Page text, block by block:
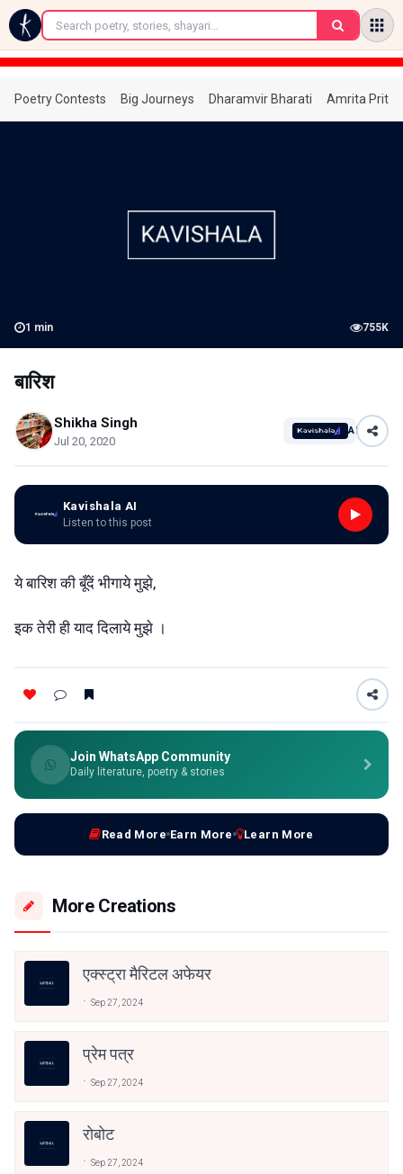
←
Poetry Contests Big Journeys Dharamvir Bharati Amrita
1 min 755K
बारिश
Shikha Singh
Jul 20, 2020
AI
Kavishala AI
Listen to this post
ये बारिश की बूँदें भीगाये मुझे,
इक तेरी ही याद दिलाये मुझे ।
Join WhatsApp Community
Daily literature, poetry & stories
Read More Earn More Learn More
More Creations
एक्स्ट्रा मैरिटल अफेयर
Sep 27, 2024
प्रेम पत्र
Sep 27, 2024
रोबोट
Sep 27, 2024